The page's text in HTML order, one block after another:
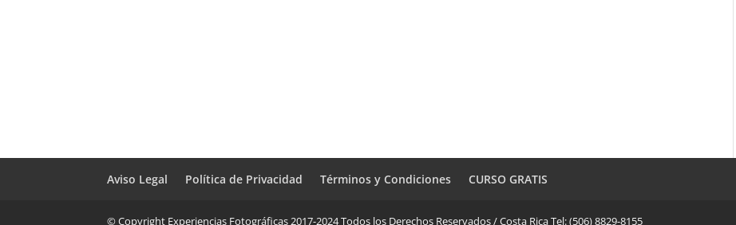
Aviso Legal Política de Privacidad Términos y Condiciones CURSO GRATIS
© Copyright Experiencias Fotográficas 2017-2024 Todos los Derechos Reservados / Costa Rica Tel: (506) 8829-8155